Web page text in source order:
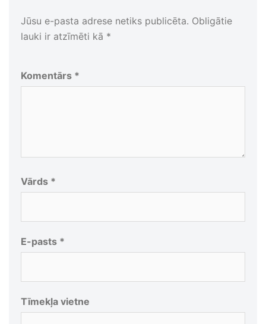
Jūsu e-pasta adrese netiks publicēta. Obligātie
lauki ir atzīmēti kā *
Komentārs *
Vārds *
E-pasts *
Tīmekļa vietne